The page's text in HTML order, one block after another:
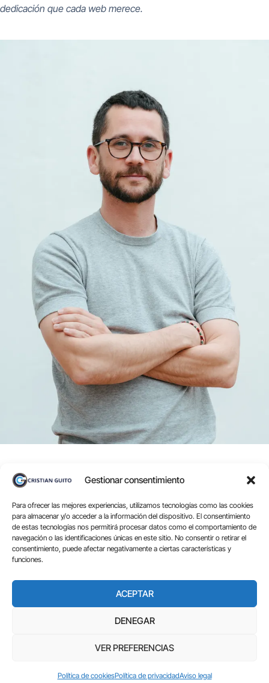
Gestionar consentimiento
Para ofrecer las mejores experiencias, utilizamos tecnologías como las cookies
para almacenar y/o acceder a la información del dispositivo. El consentimiento
de estas tecnologías nos permitirá procesar datos como el comportamiento de
navegación o las identificaciones únicas en este sitio. No consentir o retirar el
consentimiento, puede afectar negativamente a ciertas características y
funciones.
ACEPTAR
DENEGAR
VER PREFERENCIAS
Política de cookiesPolítica de privacidadAviso legal
dedicación que cada web merece.
Ayudo a empresas como la tuya y a crecer en un entorno digital,
optimización SEO y digitalización. Transformo tu web en una
herramienta efectiva para atraer clientes.
Consultor SEO y de marketing digital en Santiago de